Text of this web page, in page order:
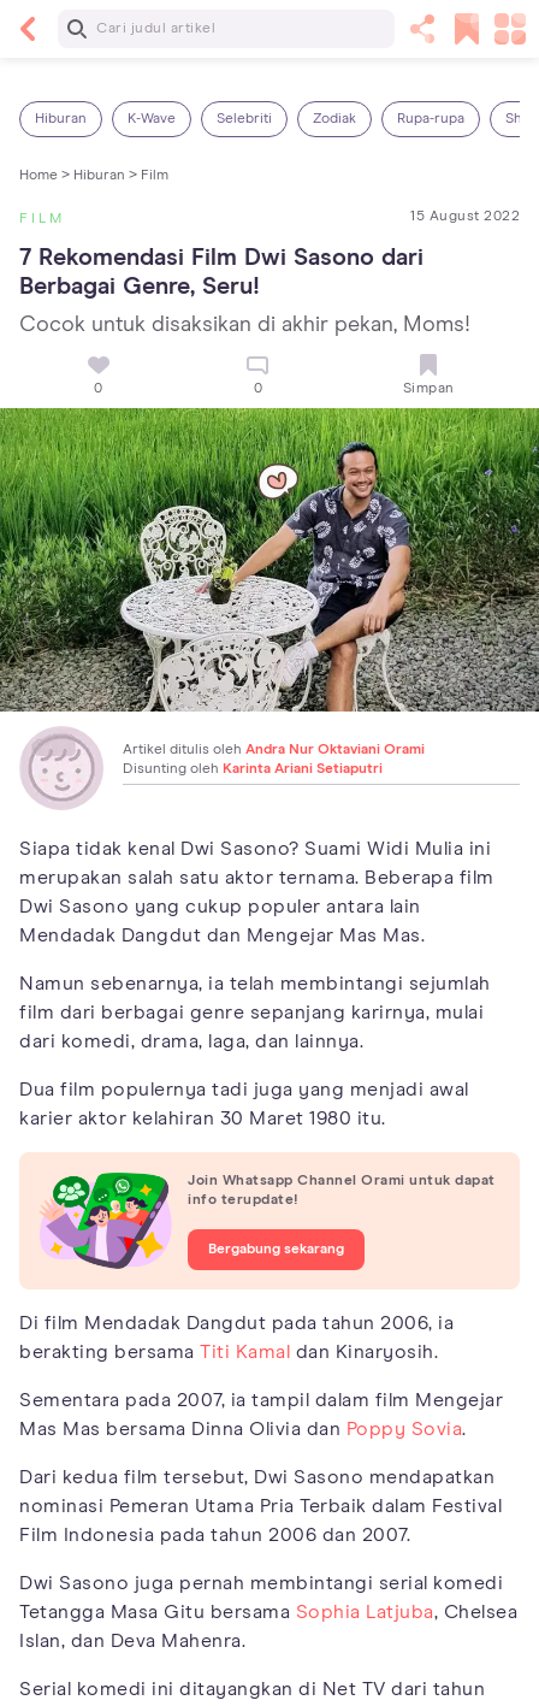
Baca Selanjutnya
Hiburan K-Wave Selebriti Zodiak Rupa-rupa
Home > Hiburan > Film
FILM 15 August 2022
7 Rekomendasi Film Dwi Sasono dari
Berbagai Genre, Seru!
Cocok untuk disaksikan di akhir pekan, Moms!
0 0 Simpan
Artikel ditulis oleh Andra Nur Oktaviani Orami
Disunting oleh Karinta Ariani Setiaputri
Siapa tidak kenal Dwi Sasono? Suami Widi Mulia ini
merupakan salah satu aktor ternama. Beberapa film
Dwi Sasono yang cukup populer antara lain
Mendadak Dangdut dan Mengejar Mas Mas.
Namun sebenarnya, ia telah membintangi sejumlah
film dari berbagai genre sepanjang karirnya, mulai
dari komedi, drama, laga, dan lainnya.
Dua film populernya tadi juga yang menjadi awal
karier aktor kelahiran 30 Maret 1980 itu.
Join Whatsapp Channel Orami untuk dapat
info terupdate!
Bergabung sekarang
Di film Mendadak Dangdut pada tahun 2006, ia
berakting bersama Titi Kamal dan Kinaryosih.
Sementara pada 2007, ia tampil dalam film Mengejar
Mas Mas bersama Dinna Olivia dan Poppy Sovia.
Dari kedua film tersebut, Dwi Sasono mendapatkan
nominasi Pemeran Utama Pria Terbaik dalam Festival
Film Indonesia pada tahun 2006 dan 2007.
Dwi Sasono juga pernah membintangi serial komedi
Tetangga Masa Gitu bersama Sophia Latjuba, Chelsea
Islan, dan Deva Mahenra.
Serial komedi ini ditayangkan di Net TV dari tahun